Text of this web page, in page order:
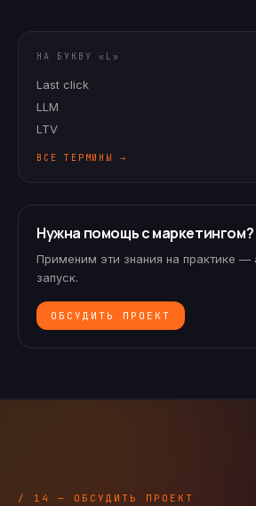
НА БУКВУ «L»
Last click
LLM
LTV
ВСЕ ТЕРМИНЫ →
Нужна помощь с маркетингом?
Применим эти знания на практике —
запуск.
ОБСУДИТЬ ПРОЕКТ
/ 14 — ОБСУДИТЬ ПРОЕКТ